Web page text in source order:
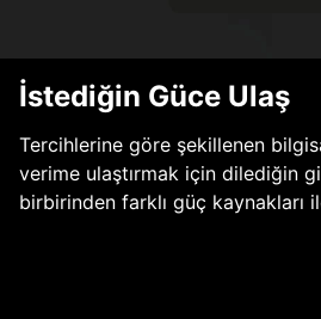
İstediğin Güce Ulaş
Tercihlerine göre şekillenen
verime ulaştırmak için dilediğin
birbirinden farklı güç kaynakları